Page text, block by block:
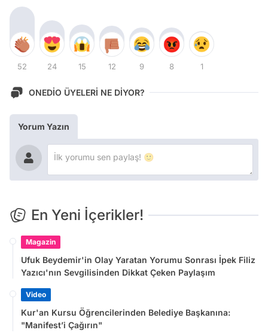
52 24 15 12 9 8 1
ONEDİO ÜYELERİ NE DİYOR?
Yorum Yazın
En Yeni İçerikler!
Magazin
Ufuk Beydemir'in Olay Yaratan Yorumu Sonrası İpek Filiz
Yazıcı'nın Sevgilisinden Dikkat Çeken Paylaşım
Video
Kur'an Kursu Öğrencilerinden Belediye Başkanına:
"Manifest’i Çağırın"